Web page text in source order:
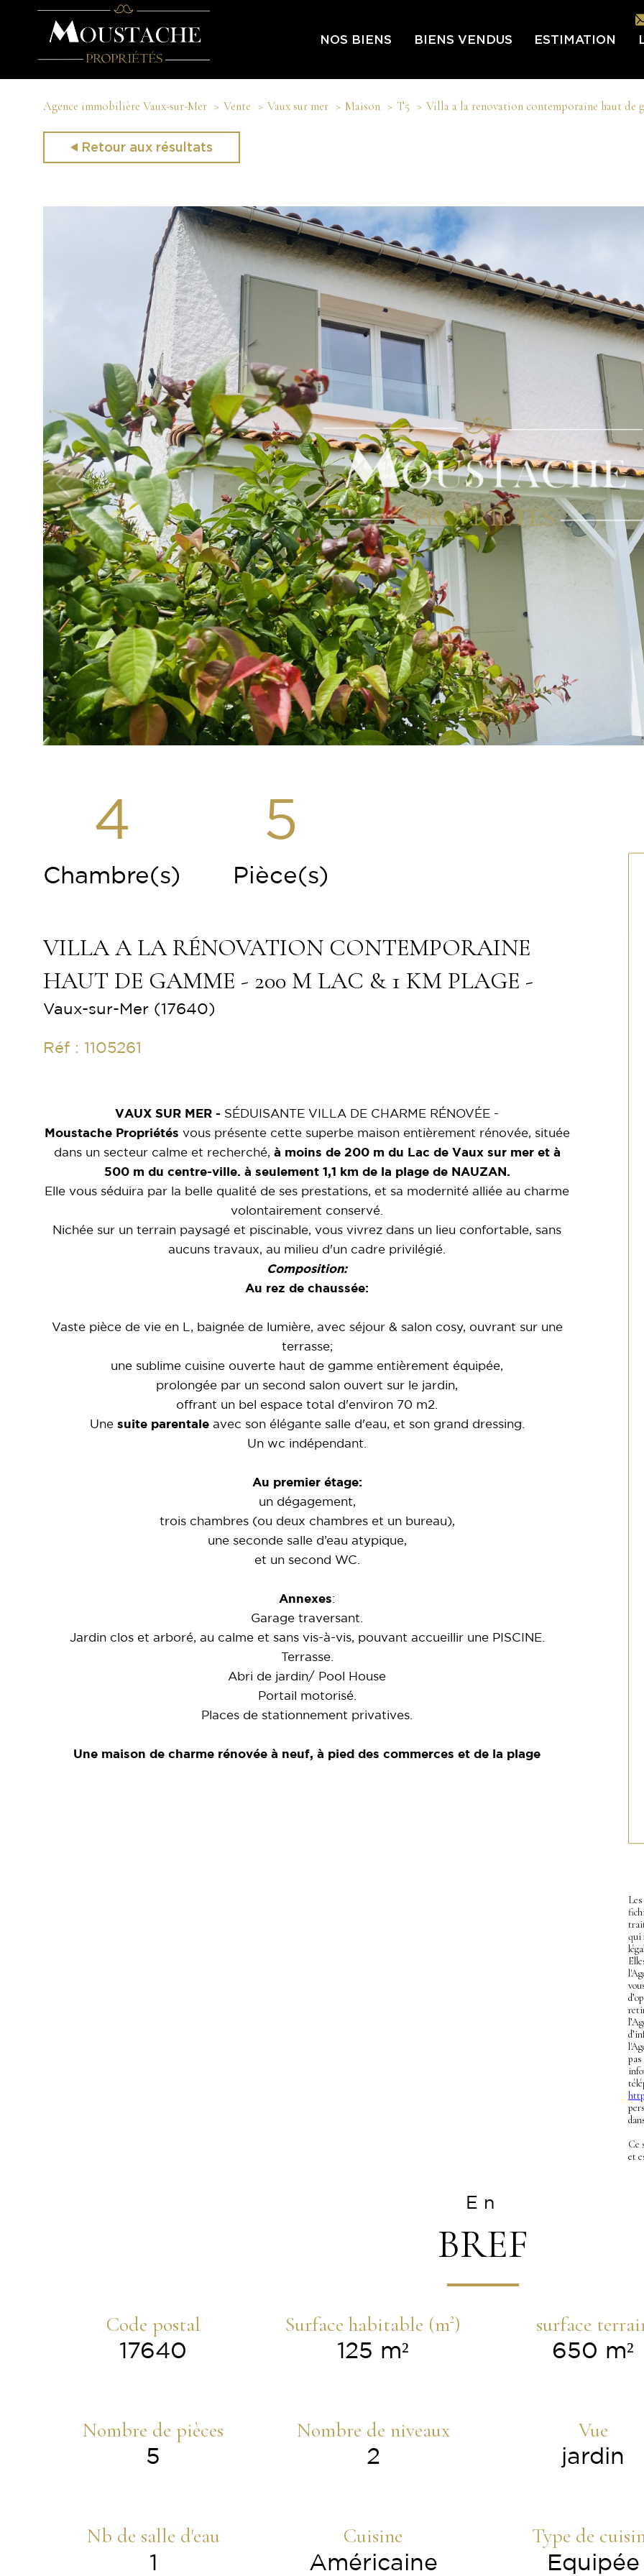
NOS BIENS BIENS VENDUS ESTIMATION
LES
Agence immobilière Vaux-sur-Mer Vente Vaux sur mer Maison T5 Villa a la renovation contemporaine haut de
Retour aux résultats
4
Chambre(s)
5
Pièce(s)
VILLA A LA RÉNOVATION CONTEMPORAINE
HAUT DE GAMME - 200 M LAC & 1 KM PLAGE -
Vaux-sur-Mer (17640)
Réf : 1105261
VAUX SUR MER - SÉDUISANTE VILLA DE CHARME RÉNOVÉE -
Moustache Propriétés vous présente cette superbe maison entièrement rénovée, située
dans un secteur calme et recherché, à moins de 200 m du Lac de Vaux sur mer et à
500 m du centre-ville. à seulement 1,1 km de la plage de NAUZAN.
Elle vous séduira par la belle qualité de ses prestations, et sa modernité alliée au charme
volontairement conservé.
Nichée sur un terrain paysagé et piscinable, vous vivrez dans un lieu confortable, sans
aucuns travaux, au milieu d'un cadre privilégié.
Composition:
Au rez de chaussée:
Vaste pièce de vie en L, baignée de lumière, avec séjour & salon cosy, ouvrant sur une
terrasse;
une sublime cuisine ouverte haut de gamme entièrement équipée,
prolongée par un second salon ouvert sur le jardin,
offrant un bel espace total d'environ 70 m2.
Une suite parentaleavec son élégante salle d'eau, et son grand dressing.
Un wc indépendant.
Au premier étage:
un dégagement,
trois chambres (ou deux chambres et un bureau),
une seconde salle d’eau atypique,
et un second WC.
Annexes:
Garage traversant.
Jardin clos et arboré, au calme et sans vis-à-vis, pouvant accueillir une PISCINE.
Terrasse.
Abri de jardin/ Pool House
Portail motorisé.
Places de stationnement privatives.
Une maison de charme rénovée à neuf, à pied des commerces et de la plage
qui
Ce
et
En
BREF
Code postal
17640
Surface habitable (m²)
125 m²
surface
650 m²
Nombre de pièces
5
Nombre de niveaux
2
Vue
jardin
Nb de salle d'eau
1
Cuisine
Américaine
Type de
Equipée